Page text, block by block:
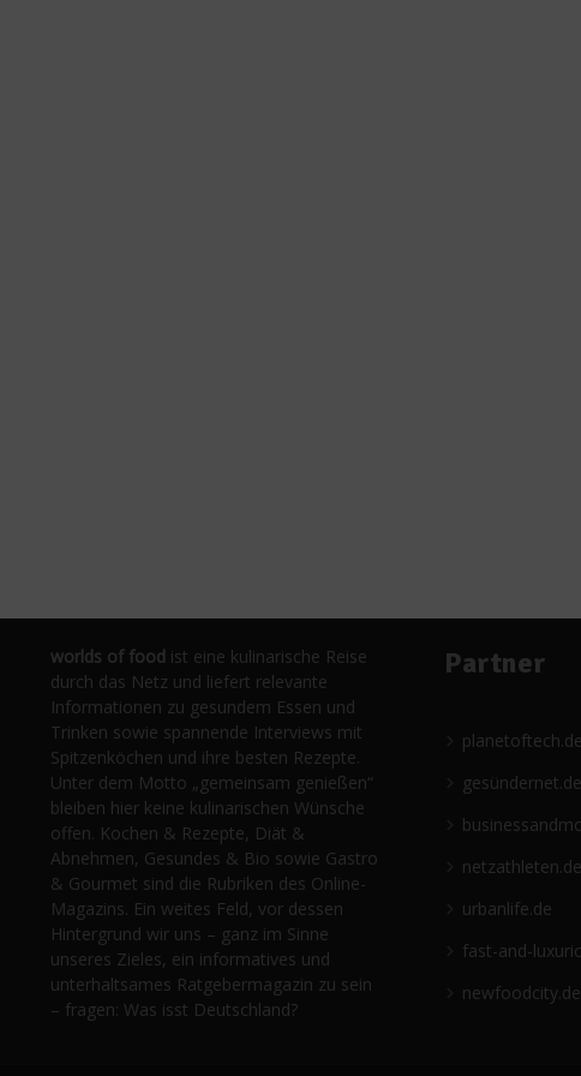
worlds of food ist eine kulinarische Reise
durch das Netz und liefert relevante
Informationen zu gesundem Essen und
Trinken sowie spannende Interviews mit
Spitzenköchen und ihre besten Rezepte.
Unter dem Motto „gemeinsam genießen“
bleiben hier keine kulinarischen Wünsche
offen. Kochen & Rezepte, Diät &
Abnehmen, Gesundes & Bio sowie Gastro
& Gourmet sind die Rubriken des Online-
Magazins. Ein weites Feld, vor dessen
Hintergrund wir uns – ganz im Sinne
unseres Zieles, ein informatives und
unterhaltsames Ratgebermagazin zu sein
– fragen: Was isst Deutschland?
Partner
planetoftech.de
gesündernet.de
netzathleten.de
urbanlife.de
fast-and-
newfoodcity.de